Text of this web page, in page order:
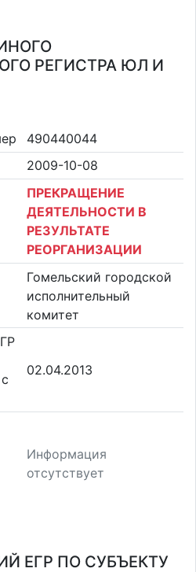
РЕГИСТРА ЮЛ И
490440044
2009-10-08
ПРЕКРАЩЕНИЕ
ДЕЯТЕЛЬНОСТИ В
РЕЗУЛЬТАТЕ
РЕОРГАНИЗАЦИИ
Гомельский городской
исполнительный
комитет
02.04.2013
Информация
отсутствует
ЕГР ПО СУБЪЕКТУ